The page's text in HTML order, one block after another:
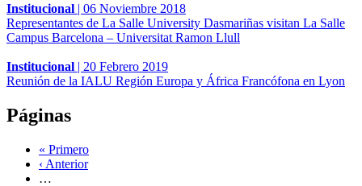
Institucional | 06 Noviembre 2018
Representantes de La Salle University Dasmariñas visitan La Salle
Campus Barcelona – Universitat Ramon Llull
Institucional | 20 Febrero 2019
Reunión de la IALU Región Europa y África Francófona en Lyon
Páginas
« Primero
‹ Anterior
…